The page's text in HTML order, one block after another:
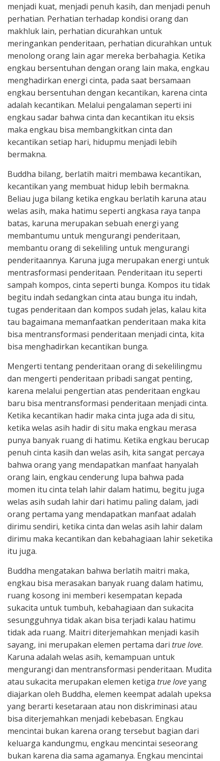
menjadi kuat, menjadi penuh kasih, dan menjadi penuh
perhatian. Perhatian terhadap kondisi orang dan
makhluk lain, perhatian dicurahkan untuk
meringankan penderitaan, perhatian dicurahkan untuk
menolong orang lain agar mereka berbahagia. Ketika
engkau bersentuhan dengan orang lain maka, engkau
menghadirkan energi cinta, pada saat bersamaan
engkau bersentuhan dengan kecantikan, karena cinta
adalah kecantikan. Melalui pengalaman seperti ini
engkau sadar bahwa cinta dan kecantikan itu eksis
maka engkau bisa membangkitkan cinta dan
kecantikan setiap hari, hidupmu menjadi lebih
bermakna.
Buddha bilang, berlatih maitri membawa kecantikan,
kecantikan yang membuat hidup lebih bermakna.
Beliau juga bilang ketika engkau berlatih karuna atau
welas asih, maka hatimu seperti angkasa raya tanpa
batas, karuna merupakan sebuah energi yang
membantumu untuk mengurangi penderitaan,
membantu orang di sekeliling untuk mengurangi
penderitaannya. Karuna juga merupakan energi untuk
mentrasformasi penderitaan. Penderitaan itu seperti
sampah kompos, cinta seperti bunga. Kompos itu tidak
begitu indah sedangkan cinta atau bunga itu indah,
tugas penderitaan dan kompos sudah jelas, kalau kita
tau bagaimana memanfaatkan penderitaan maka kita
bisa mentransformasi penderitaan menjadi cinta, kita
bisa menghadirkan kecantikan bunga.
Mengerti tentang penderitaan orang di sekelilingmu
dan mengerti penderitaan pribadi sangat penting,
karena melalui pengertian atas penderitaan engkau
baru bisa mentransformasi penderitaan menjadi cinta.
Ketika kecantikan hadir maka cinta juga ada di situ,
ketika welas asih hadir di situ maka engkau merasa
punya banyak ruang di hatimu. Ketika engkau berucap
penuh cinta kasih dan welas asih, kita sangat percaya
bahwa orang yang mendapatkan manfaat hanyalah
orang lain, engkau cenderung lupa bahwa pada
momen itu cinta telah lahir dalam hatimu, begitu juga
welas asih sudah lahir dari hatimu paling dalam, jadi
orang pertama yang mendapatkan manfaat adalah
dirimu sendiri, ketika cinta dan welas asih lahir dalam
dirimu maka kecantikan dan kebahagiaan lahir seketika
itu juga.
Buddha mengatakan bahwa berlatih maitri maka,
engkau bisa merasakan banyak ruang dalam hatimu,
ruang kosong ini memberi kesempatan kepada
sukacita untuk tumbuh, kebahagiaan dan sukacita
sesungguhnya tidak akan bisa terjadi kalau hatimu
tidak ada ruang. Maitri diterjemahkan menjadi kasih
sayang, ini merupakan elemen pertama dari true love.
Karuna adalah welas asih, kemampuan untuk
mengurangi dan mentransformasi penderitaan. Mudita
atau sukacita merupakan elemen ketiga true loveyang
diajarkan oleh Buddha, elemen keempat adalah upeksa
yang berarti kesetaraan atau non diskriminasi atau
bisa diterjemahkan menjadi kebebasan. Engkau
mencintai bukan karena orang tersebut bagian dari
keluarga kandungmu, engkau mencintai seseorang
bukan karena dia sama agamanya. Engkau mencintai